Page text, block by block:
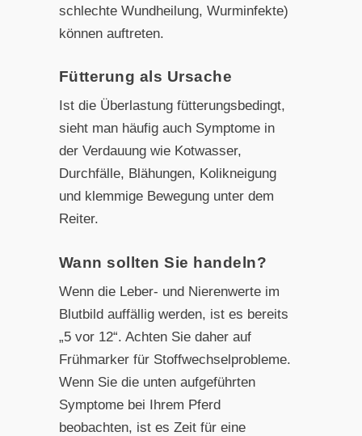
schlechte Wundheilung, Wurminfekte)
können auftreten.
Fütterung als Ursache
Ist die Überlastung fütterungsbedingt,
sieht man häufig auch Symptome in
der Verdauung wie Kotwasser,
Durchfälle, Blähungen, Kolikneigung
und klemmige Bewegung unter dem
Reiter.
Wann sollten Sie handeln?
Wenn die Leber- und Nierenwerte im
Blutbild auffällig werden, ist es bereits
„5 vor 12“. Achten Sie daher auf
Frühmarker für Stoffwechselprobleme.
Wenn Sie die unten aufgeführten
Symptome bei Ihrem Pferd
beobachten, ist es Zeit für eine